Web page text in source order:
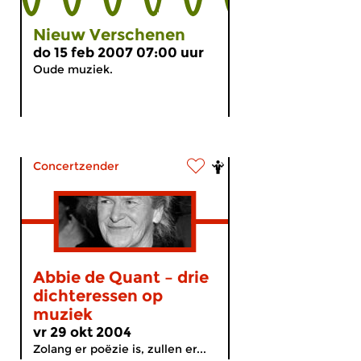
Nieuw Verschenen
do 15 feb 2007 07:00 uur
Oude muziek.
Concertzender
Abbie de Quant – drie
dichteressen op
muziek
vr 29 okt 2004
Zolang er poëzie is, zullen er...